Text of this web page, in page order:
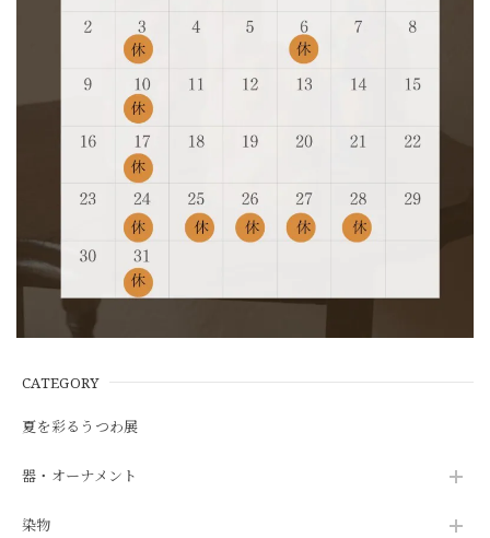
CATEGORY
夏を彩るうつわ展
器・オーナメント
染物